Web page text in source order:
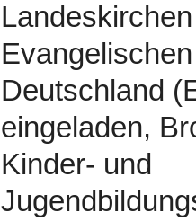
Deutschland
eingeladen,
Kinder- und